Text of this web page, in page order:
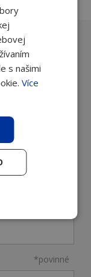
aké
ozveme
*povinné
s našimi
Více